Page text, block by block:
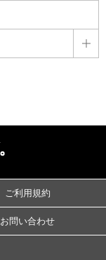
詳
ご利用規約
お問い合わせ